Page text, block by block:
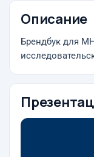
Описание
Брендбук для